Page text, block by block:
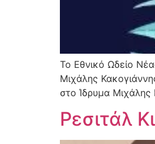
Το Εθνικό Ωδείο
Μιχάλης
στο Ίδρυμα
Ρεσιτάλ